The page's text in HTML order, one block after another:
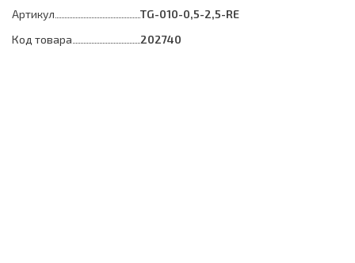
Артикул
TG-010-0,5-2,5-RE
Код товара
202740